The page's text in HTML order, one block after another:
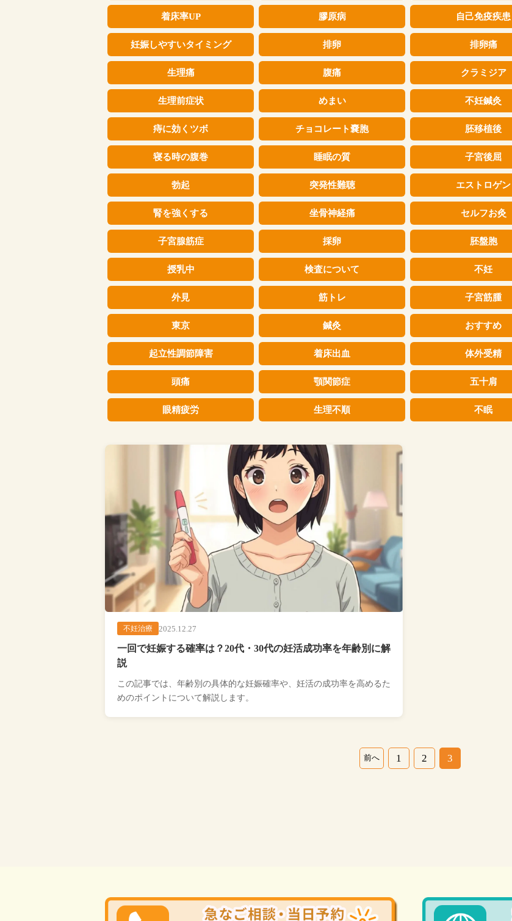
着床率UP 膠原病 自己免疫疾患
妊娠しやすいタイミング 排卵 排卵痛
生理痛 腹痛 クラミジア
生理前症状 めまい 不妊鍼灸
痔に効くツボ チョコレート嚢胞 胚移植後
寝る時の腹巻 睡眠の質 子宮後屈
勃起 突発性難聴 エストロゲン
腎を強くする 坐骨神経痛 セルフお灸
子宮腺筋症 採卵 胚盤胞
授乳中 検査について 不妊
外見 筋トレ 子宮筋腫
東京 鍼灸 おすすめ
起立性調節障害 着床出血 体外受精
頭痛 顎関節症 五十肩
眼精疲労 生理不順 不眠
不妊治療 2025.12.27
一回で妊娠する確率は？20代・30代の妊活成功率を年齢別に解
説
この記事では、年齢別の具体的な妊娠確率や、妊活の成功率を高めるた
めのポイントについて解説します。
前へ 1 2 3